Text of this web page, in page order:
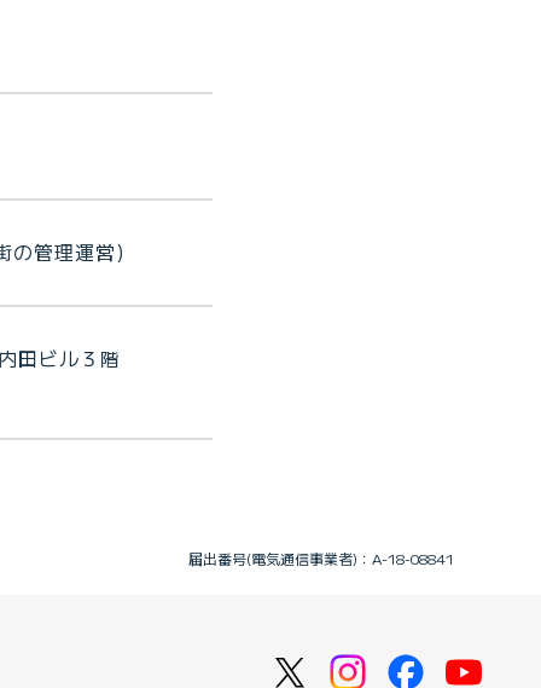
の管理運営)
田ビル３階
届出番号(電気通信事業者)：A-18-08841